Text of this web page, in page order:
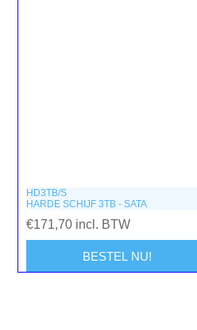
HD3TB/S
HARDE SCHIJF 3TB - SATA
€171,70 incl. BTW